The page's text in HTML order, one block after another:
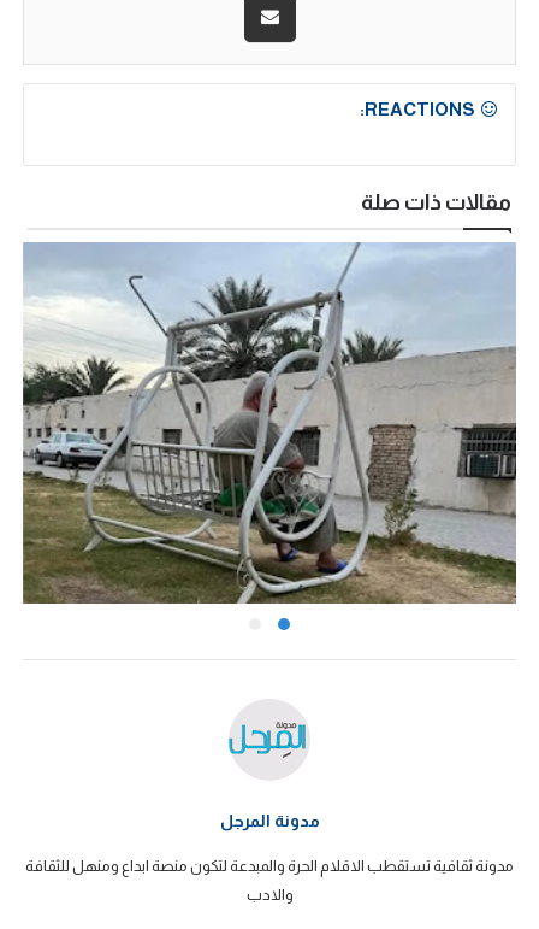
REACTIONS:
مقالات ذات صلة
مدونة المرجل
مدونة ثقافية تستقطب الاقلام الحرة والمبدعة لتكون منصة ابداع ومنهل للثقافة
والادب